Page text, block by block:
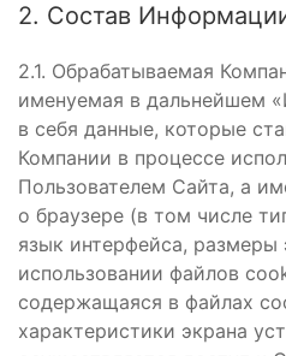
2. Состав
2.1. Обрабатываемая
именуемая в дальнейшем
в себя данные, которые
Компании в процессе
Пользователем Сайта, а
о браузере (в том числе
язык интерфейса,
использовании файлов
содержащаяся в файлах
характеристики экрана